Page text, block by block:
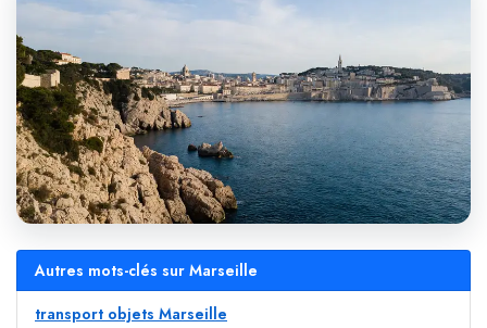
Autres mots-clés sur Marseille
transport objets Marseille